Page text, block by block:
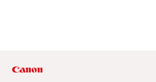
Zubehör